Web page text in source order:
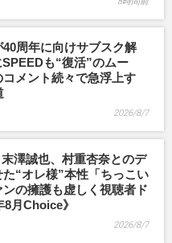
40周年に向けサブスク解
も“復活”のムー
メント続々で急浮上す
2026/8/7
澤誠也、村重杏奈とのデ
“オレ様”本性「ちっこい
の擁護も虚しく視聴者ド
月Choice》
2026/8/7